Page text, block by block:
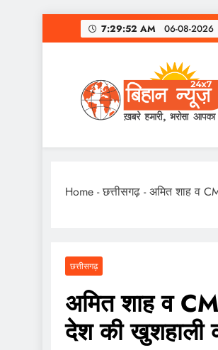
to
7:29:52 AM 06-08-2026
Home -छत्तीसगढ़ -अमित शाह व
छत्तीसगढ़
अमित शाह व
देश की खुशहाली